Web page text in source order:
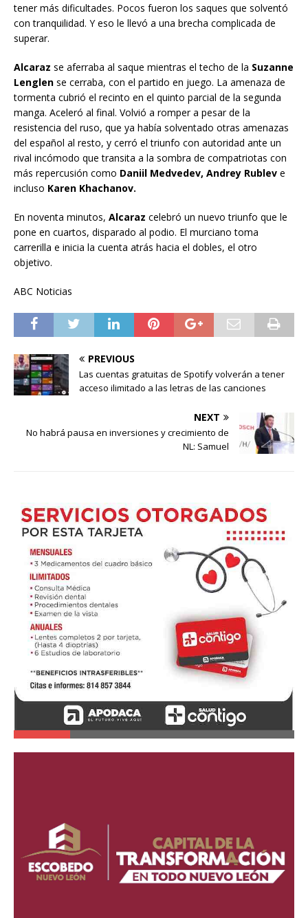
tener más dificultades. Pocos fueron los saques que solventó
con tranquilidad. Y eso le llevó a una brecha complicada de
superar.
Alcaraz se aferraba al saque mientras el techo de la Suzanne
Lenglen se cerraba, con el partido en juego. La amenaza de
tormenta cubrió el recinto en el quinto parcial de la segunda
manga. Aceleró al final. Volvió a romper a pesar de la
resistencia del ruso, que ya había solventado otras amenazas
del español al resto, y cerró el triunfo con autoridad ante un
rival incómodo que transita a la sombra de compatriotas con
más repercusión como Daniil Medvedev, Andrey Rublev e
incluso Karen Khachanov.
En noventa minutos, Alcaraz celebró un nuevo triunfo que le
pone en cuartos, disparado al podio. El murciano toma
carrerilla e inicia la cuenta atrás hacia el dobles, el otro
objetivo.
ABC Noticias
PREVIOUS
Las cuentas gratuitas de Spotify volverán a tener
acceso ilimitado a las letras de las canciones
NEXT
No habrá pausa en inversiones y crecimiento de
NL: Samuel